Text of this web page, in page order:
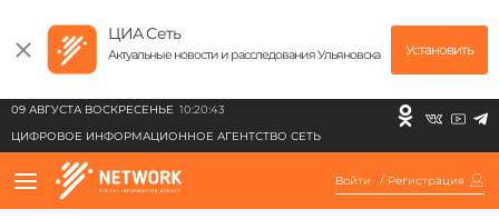
ЦИА Сеть
Актуальные новости и расследования Ульяновска Установить
09 АВГУСТА ВОСКРЕСЕНЬЕ 10:20:43
ЦИФРОВОЕ ИНФОРМАЦИОННОЕ АГЕНТСТВО СЕТЬ
Войти / Регистрация